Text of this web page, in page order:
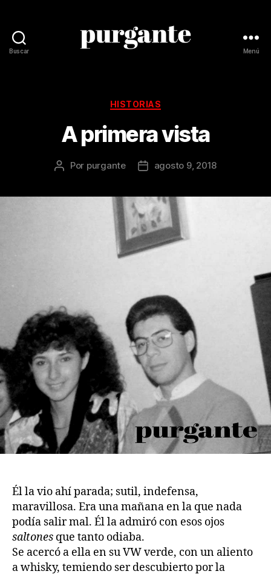
Buscar Menú
Categorías
HISTORIAS
A primera vista
Autor
Por purgante
Fecha
publicación
agosto 9, 2018
Él la vio ahí parada; sutil, indefensa,
maravillosa. Era una mañana en la que nada
podía salir mal. Él la admiró con esos ojos
saltones que tanto odiaba.
Se acercó a ella en su VW verde, con un aliento
a whisky, temiendo ser descubierto por la